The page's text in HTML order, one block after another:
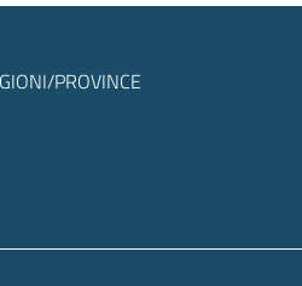
PROVINCE